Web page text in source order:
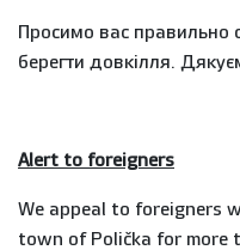
Просимо вас правильно
берегти довкілля.
Alert to foreigners
We appeal to foreigners
town of Polička for more